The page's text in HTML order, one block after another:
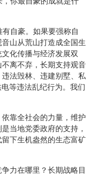
自豪。如果要强称自
山从荒山打造成全国生
化传播与经济发展双
离不弃，长期支持观音
法毁林、违建别墅、私
等违法乱纪行为。我们
靠全社会的力量，维护
当地党委政府的支持，
下生机盎然的生态富矿
力在哪里？长期战略目